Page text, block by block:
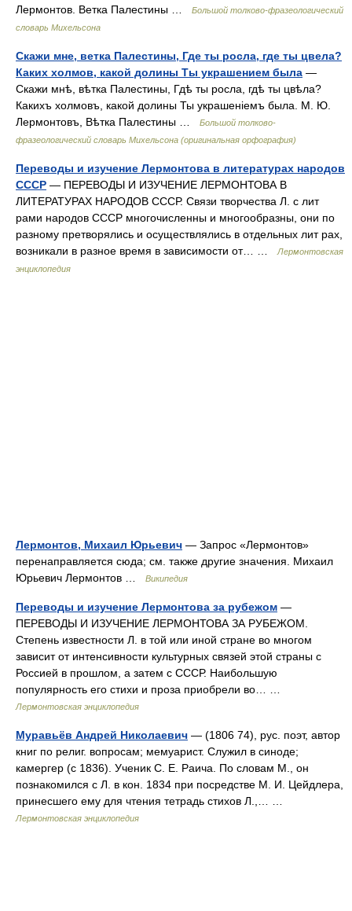
Лермонтов. Ветка Палестины …
Большой толково-фразеологический
словарь Михельсона
Скажи мне, ветка Палестины, Где ты росла, где ты цвела?
Каких холмов, какой долины Ты украшением была —
Скажи мнѣ, вѣтка Палестины, Гдѣ ты росла, гдѣ ты цвѣла?
Какихъ холмовъ, какой долины Ты украшеніемъ была. М. Ю.
Лермонтовъ, Вѣтка Палестины …
Большой толково-
фразеологический словарь Михельсона (оригинальная орфография)
Переводы и изучение Лермонтова в литературах народов
СССР — ПЕРЕВОДЫ И ИЗУЧЕНИЕ ЛЕРМОНТОВА В
ЛИТЕРАТУРАХ НАРОДОВ СССР. Связи творчества Л. с лит
рами народов СССР многочисленны и многообразны, они по
разному претворялись и осуществлялись в отдельных лит рах,
возникали в разное время в зависимости от… …
Лермонтовская
энциклопедия
Лермонтов, Михаил Юрьевич — Запрос «Лермонтов»
перенаправляется сюда; см. также другие значения. Михаил
Юрьевич Лермонтов …
Википедия
Переводы и изучение Лермонтова за рубежом —
ПЕРЕВОДЫ И ИЗУЧЕНИЕ ЛЕРМОНТОВА ЗА РУБЕЖОМ.
Степень известности Л. в той или иной стране во многом
зависит от интенсивности культурных связей этой страны с
Россией в прошлом, а затем с СССР. Наибольшую
популярность его стихи и проза приобрели во… …
Лермонтовская энциклопедия
Муравьёв Андрей Николаевич — (1806 74), рус. поэт, автор
книг по религ. вопросам; мемуарист. Служил в синоде;
камергер (с 1836). Ученик С. Е. Раича. По словам М., он
познакомился с Л. в кон. 1834 при посредстве М. И. Цейдлера,
принесшего ему для чтения тетрадь стихов Л.,… …
Лермонтовская энциклопедия